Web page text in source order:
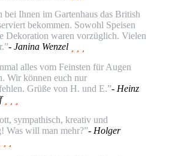
bei Ihnen im Gartenhaus das British
bekommen. Sowohl Speisen
Dekoration waren vorzüglich. Vielen
- Janina Wenzel
alles vom Feinsten für Augen
Wir können euch nur
Grüße von H. und E.”- Heinz
sympathisch, kreativ und
Was will man mehr?”- Holger